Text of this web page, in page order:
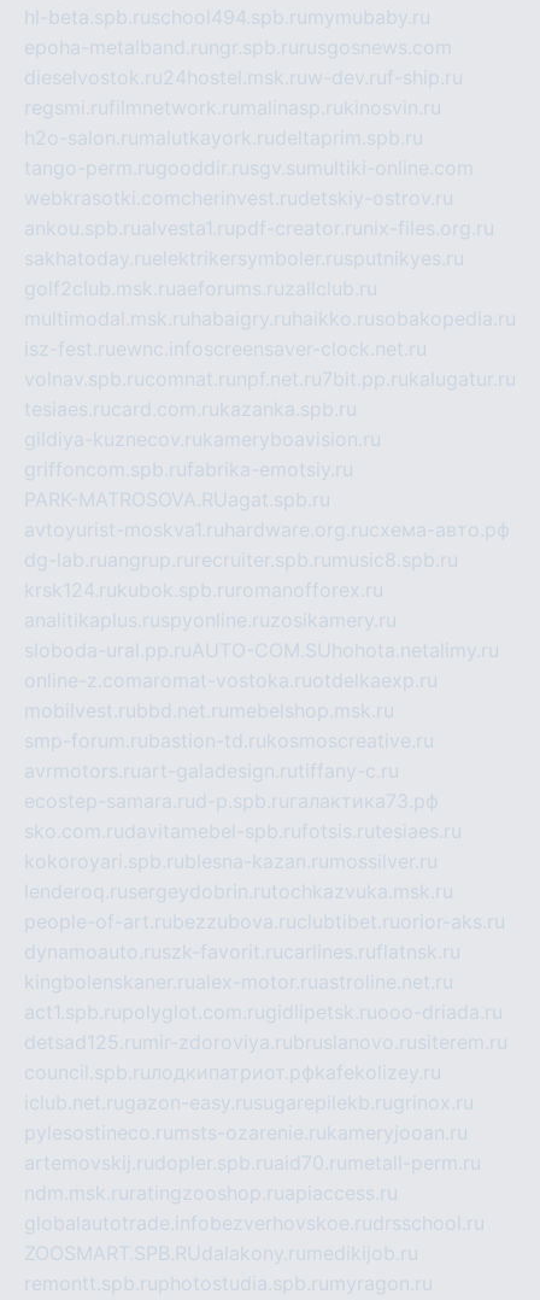
hl-beta.spb.ruschool494.spb.ru mymubaby.ru
epoha-metalband.ru ngr.spb.ru rusgosnews.com
dieselvostok.ru24hostel.msk.ruw-dev.ruf-ship.ru
regsmi.rufilmnetwork.ru malinasp.rukinosvin.ru
h2o-salon.ru malutkayork.rudeltaprim.spb.ru
tango-perm.rugooddir.rusgv.su multiki-online.com
webkrasotki.comcherinvest.rudetskiy-ostrov.ru
ankou.spb.rualvesta1.rupdf-creator.ru nix-files.org.ru
sakhatoday.ruelektrikersymboler.rusputnikyes.ru
golf2club.msk.ruaeforums.ruzallclub.ru
multimodal.msk.ru habaigry.ru haikko.rusobakopedia.ru
isz-fest.ruewnc.infoscreensaver-clock.net.ru
volnav.spb.rucomnat.ru npf.net.ru 7bit.pp.rukalugatur.ru
tesiaes.rucard.com.rukazanka.spb.ru
gildiya-kuznecov.rukameryboavision.ru
griffoncom.spb.rufabrika-emotsiy.ru
PARK-MATROSOVA.RUagat.spb.ru
avtoyurist-moskva1.ru hardware.org.ruсхема-авто.рф
dg-lab.ruangrup.ru recruiter.spb.ru music8.spb.ru
krsk124.rukubok.spb.ru romanofforex.ru
analitikaplus.ruspyonline.ruzosikamery.ru
sloboda-ural.pp.ruAUTO-COM.SU hohota.net alimy.ru
online-z.comaromat-vostoka.ruotdelkaexp.ru
mobilvest.rubbd.net.ru mebelshop.msk.ru
smp-forum.rubastion-td.rukosmoscreative.ru
avrmotors.ruart-galadesign.rutiffany-c.ru
ecostep-samara.rud-p.spb.ru галактика73.рф
sko.com.rudavitamebel-spb.rufotsis.rutesiaes.ru
kokoroyari.spb.rublesna-kazan.ru mossilver.ru
lenderoq.rusergeydobrin.rutochkazvuka.msk.ru
people-of-art.rubezzubova.ruclubtibet.ruorior-aks.ru
dynamoauto.ruszk-favorit.rucarlines.ruflatnsk.ru
kingbolenskaner.rualex-motor.ruastroline.net.ru
act1.spb.rupolyglot.com.rugidlipetsk.ruooo-driada.ru
detsad125.ru mir-zdoroviya.rubruslanovo.rusiterem.ru
council.spb.ruлодкипатриот.рфkafekolizey.ru
iclub.net.rugazon-easy.rusugarepilekb.rugrinox.ru
pylesostineco.ru msts-ozarenie.rukameryjooan.ru
artemovskij.rudopler.spb.ruaid70.ru metall-perm.ru
ndm.msk.ru ratingzooshop.ruapiaccess.ru
globalautotrade.info bezverhovskoe.rudrsschool.ru
ZOOSMART.SPB.RUdalakony.ru medikijob.ru
remontt.spb.ruphotostudia.spb.ru myragon.ru